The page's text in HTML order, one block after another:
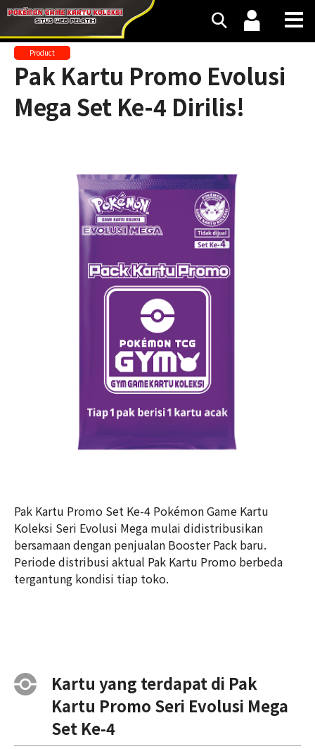
Product
Pak Kartu Promo Evolusi
Mega Set Ke-4 Dirilis!
Pak Kartu Promo Set Ke-4 Pokémon Game Kartu
Koleksi Seri Evolusi Mega mulai didistribusikan
bersamaan dengan penjualan Booster Pack baru.
Periode distribusi aktual Pak Kartu Promo berbeda
tergantung kondisi tiap toko.
Kartu yang terdapat di Pak
Kartu Promo Seri Evolusi Mega
Set Ke-4